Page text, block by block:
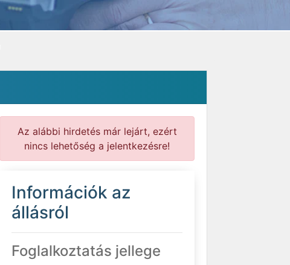
Az alábbi hirdetés már lejárt, ezért
nincs lehetőség a jelentkezésre!
Információk az
állásról
Foglalkoztatás jellege